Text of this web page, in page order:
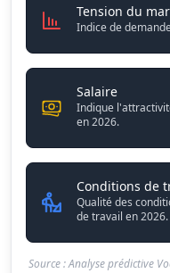
Tension du
Indice de
Salaire
Indique
en 2026.
Conditions de
Qualité des
de travail en 2026.
Source : Analyse prédictive